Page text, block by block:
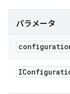
パラメータ